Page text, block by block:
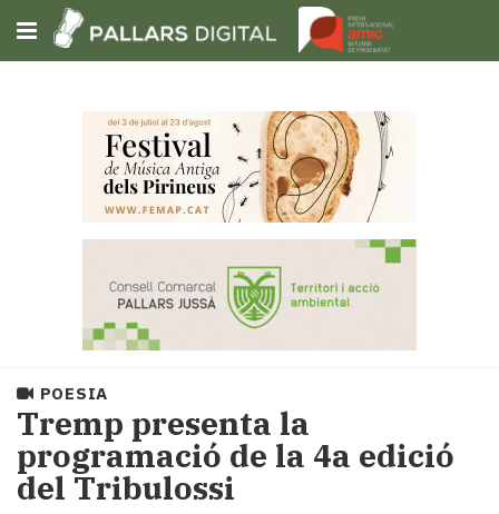
Subscriu-t'hi
Portada
Societat
Política
municipis
Economia
POESIA
Tremp presenta la
programació de la 4a edició
del Tribulossi